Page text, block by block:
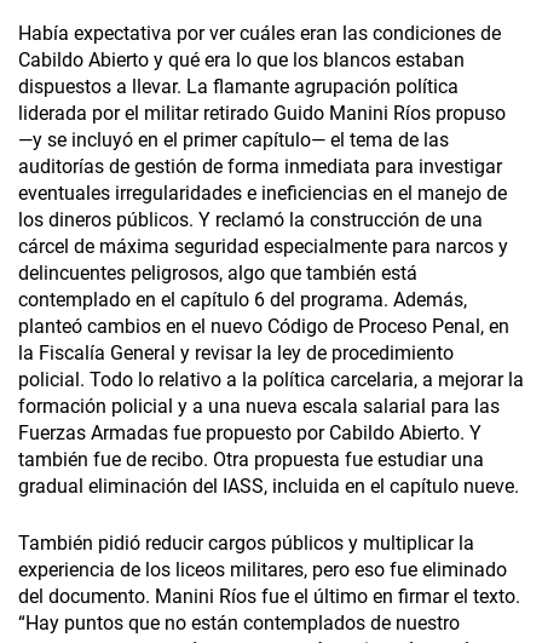
Había expectativa por ver cuáles eran las condiciones de
Cabildo Abierto y qué era lo que los blancos estaban
dispuestos a llevar. La flamante agrupación política
liderada por el militar retirado Guido Manini Ríos propuso
—y se incluyó en el primer capítulo— el tema de las
auditorías de gestión de forma inmediata para investigar
eventuales irregularidades e ineficiencias en el manejo de
los dineros públicos. Y reclamó la construcción de una
cárcel de máxima seguridad especialmente para narcos y
delincuentes peligrosos, algo que también está
contemplado en el capítulo 6 del programa. Además,
planteó cambios en el nuevo Código de Proceso Penal, en
la Fiscalía General y revisar la ley de procedimiento
policial. Todo lo relativo a la política carcelaria, a mejorar la
formación policial y a una nueva escala salarial para las
Fuerzas Armadas fue propuesto por Cabildo Abierto. Y
también fue de recibo. Otra propuesta fue estudiar una
gradual eliminación del IASS, incluida en el capítulo nueve.
También pidió reducir cargos públicos y multiplicar la
experiencia de los liceos militares, pero eso fue eliminado
del documento. Manini Ríos fue el último en firmar el texto.
“Hay puntos que no están contemplados de nuestro